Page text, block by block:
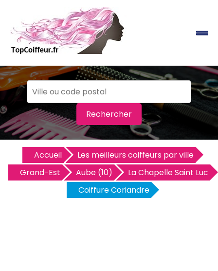
Rechercher
Accueil
Les meilleurs coiffeurs par ville
Grand-Est
Aube (10)
La Chapelle Saint Luc
Coiffure Coriandre